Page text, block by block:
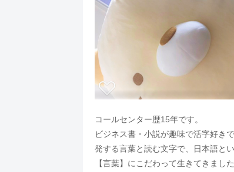
コールセンター歴15年です。
ビジネス書・小説が趣味で活字好きで
発する言葉と読む文字で、日本語と
【言葉】にこだわって生きてきました